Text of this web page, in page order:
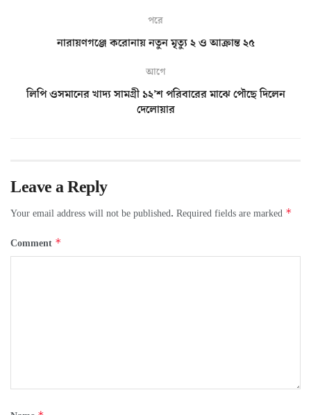
পরে
নারায়ণগঞ্জে করোনায় নতুন মৃত্যু ২ ও আক্রান্ত ২৫
আগে
লিপি ওসমানের খাদ্য সামগ্রী ১২’শ পরিবারের মাঝে পৌছে দিলেন
দেলোয়ার
Leave a Reply
Your email address will not be published. Required fields are marked *
Comment *